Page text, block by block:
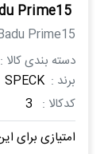
Prime15
Prime15
دسته بندی کالا :
برند : SPECK
کدکالا : 3
امتیازی